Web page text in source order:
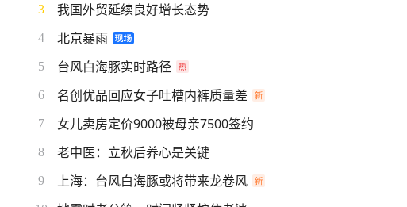
3 我国外贸延续良好增长态势
4 北京暴雨
5 台风白海豚实时路径
6 名创优品回应女子吐槽内裤质量差
7 女儿卖房定价9000被母亲7500签约
8 老中医：立秋后养心是关键
9 上海：台风白海豚或将带来龙卷风